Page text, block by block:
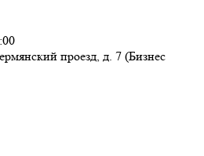
проезд, д. 7 (Бизнес